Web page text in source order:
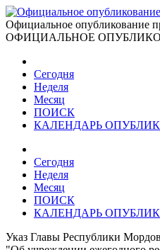
Официальное опубликование
ОФИЦИАЛЬНОЕ
Сегодня
Неделя
Месяц
ПОИСК
КАЛЕНДАРЬ
Сегодня
Неделя
Месяц
ПОИСК
КАЛЕНДАРЬ
Указ Главы Республики